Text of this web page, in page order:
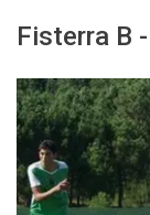
Fisterra B